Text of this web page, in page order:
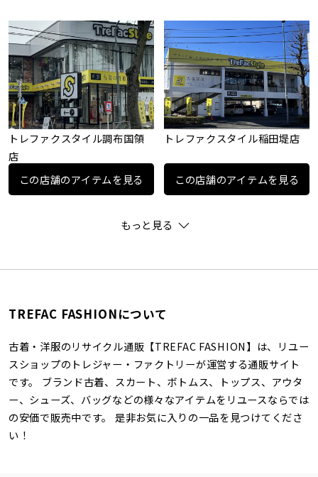
トレファクスタイル調布国領
店
この店舗のアイテムを見る
トレファクスタイル稲田堤店
この店舗のアイテムを見る
もっと見る
TREFAC FASHIONについて
古着・洋服のリサイクル通販【TREFAC FASHION】は、リユー
スショップのトレジャー・ファクトリーが運営する通販サイト
です。 ブランド古着、スカート、ボトムス、トップス、アウタ
ー、シューズ、バッグなどの様々なアイテムをリユースならでは
の安価で販売中です。 是非お気に入りの一品を見つけてくださ
い！